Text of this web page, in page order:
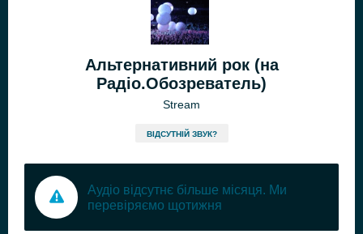
Альтернативний рок (на
Радіо.Обозреватель)
Stream
ВІДСУТНІЙ ЗВУК?
Аудіо відсутнє більше місяця. Ми
перевіряємо щотижня